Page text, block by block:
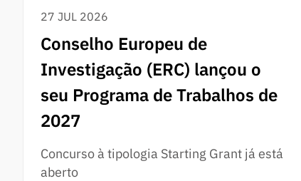
27 JUL 2026
Conselho Europeu de
Investigação (ERC) lançou o
seu Programa de Trabalhos de
2027
Concurso à tipologia Starting Grant já está
aberto